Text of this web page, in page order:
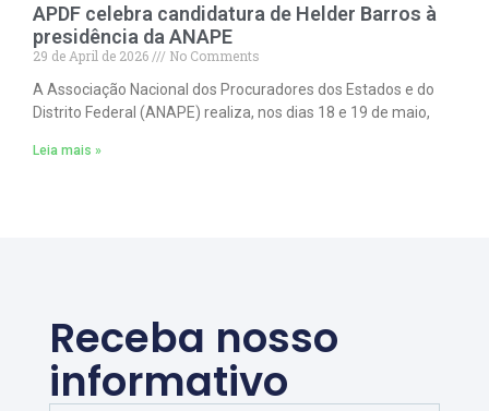
APDF celebra candidatura de Helder Barros à
presidência da ANAPE
29 de April de 2026
No Comments
A Associação Nacional dos Procuradores dos Estados e do
Distrito Federal (ANAPE) realiza, nos dias 18 e 19 de maio,
Leia mais »
Receba nosso
informativo